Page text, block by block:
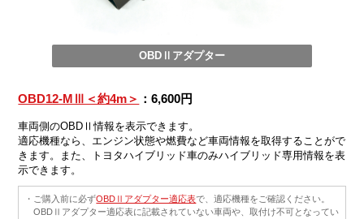
OBDⅡアダプター
OBD12-MⅢ＜約4m＞ ：6,600円
車両側のOBDⅡ情報を表示できます。
適応機種なら、エンジン状態や燃費など車両情報を取得することがで
きます。また、トヨタハイブリッド車のみハイブリッド専用情報を表
示できます。
・ご購入前に必ずOBDⅡアダプター適応表で、適応機種をご確認ください。
OBDⅡアダプター適応表に記載されていない車両や、取付け不可となってい